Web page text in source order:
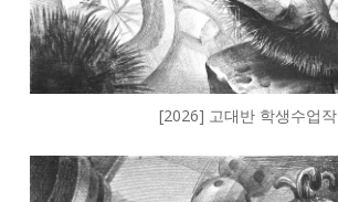
[2026] 고대반 학생수업작